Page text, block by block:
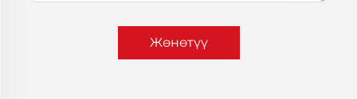
Жөнөтүү